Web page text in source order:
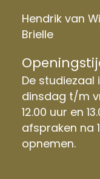
Hendrik van
Brielle
De studiezaal
dinsdag t/m
12.00 uur en
afspraken na
opnemen.